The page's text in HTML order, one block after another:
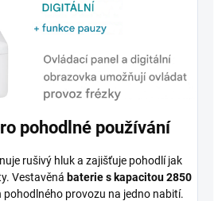
pohodlné používání
rušivý hluk a zajišťuje pohodlí jak
Vestavěná baterie s kapacitou 2850
pohodlného provozu na jedno nabití.